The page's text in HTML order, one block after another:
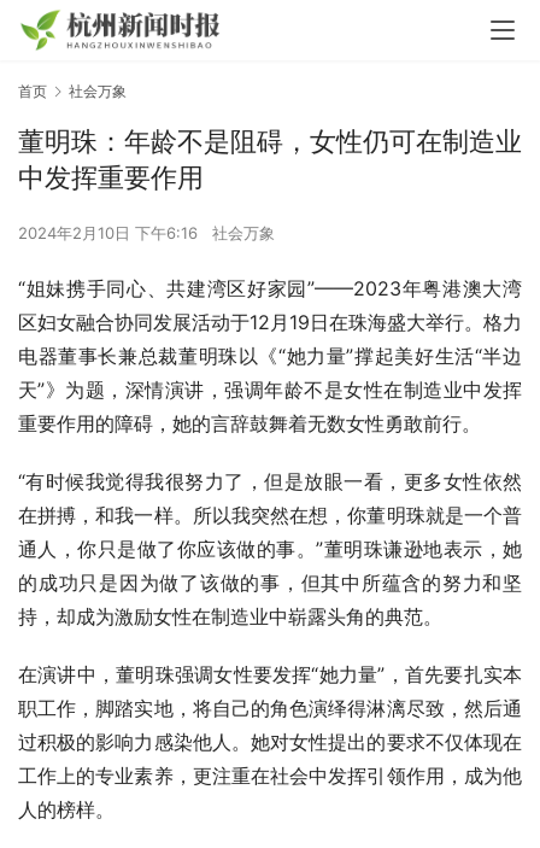
首页 社会万象
董明珠：年龄不是阻碍，女性仍可在制造业
中发挥重要作用
2024年2月10日 下午6:16 社会万象
“姐妹携手同心、共建湾区好家园”——2023年粤港澳大湾
区妇女融合协同发展活动于12月19日在珠海盛大举行。格力
电器董事长兼总裁董明珠以《“她力量”撑起美好生活“半边
天”》为题，深情演讲，强调年龄不是女性在制造业中发挥
重要作用的障碍，她的言辞鼓舞着无数女性勇敢前行。
“有时候我觉得我很努力了，但是放眼一看，更多女性依然
在拼搏，和我一样。所以我突然在想，你董明珠就是一个普
通人，你只是做了你应该做的事。”董明珠谦逊地表示，她
的成功只是因为做了该做的事，但其中所蕴含的努力和坚
持，却成为激励女性在制造业中崭露头角的典范。
在演讲中，董明珠强调女性要发挥“她力量”，首先要扎实本
职工作，脚踏实地，将自己的角色演绎得淋漓尽致，然后通
过积极的影响力感染他人。她对女性提出的要求不仅体现在
工作上的专业素养，更注重在社会中发挥引领作用，成为他
人的榜样。